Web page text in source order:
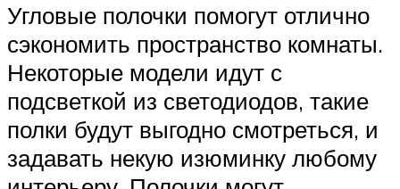
Угловые полочки помогут отлично
сэкономить пространство комнаты.
Некоторые модели идут с
подсветкой из светодиодов, такие
полки будут выгодно смотреться, и
задавать некую изюминку любому